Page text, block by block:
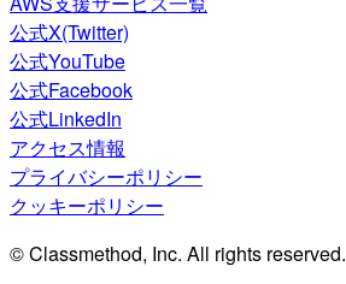
公式X(Twitter)
公式YouTube
公式Facebook
公式LinkedIn
アクセス情報
プライバシーポリシー
クッキーポリシー
© Classmethod, Inc. All rights reserved.